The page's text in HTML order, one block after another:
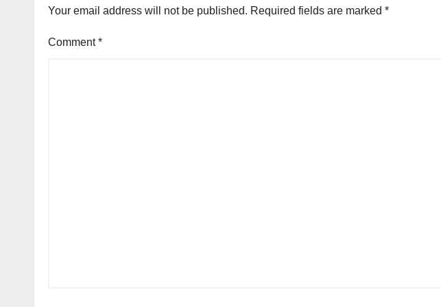
Your email address will not be published. Required fields are marked *
Comment*